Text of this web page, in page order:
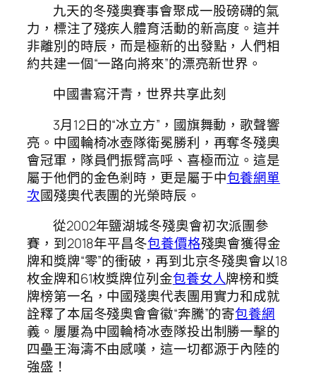
九天的冬殘奧賽事會聚成一股磅礴的氣
力，標注了殘疾人體育活動的新高度。這并
非離別的時辰，而是極新的出發點，人們相
約共建一個“一路向將來”的漂亮新世界。
中國書寫汗青，世界共享此刻
3月12日的“冰立方”，國旗舞動，歌聲響
亮。中國輪椅冰壺隊衛冕勝利，再奪冬殘奧
會冠軍，隊員們振臂高呼、喜極而泣。這是
屬于他們的金色剎時，更是屬于中包養網單
次國殘奧代表團的光榮時辰。
從2002年鹽湖城冬殘奧會初次派團參
賽，到2018年平昌冬包養價格殘奧會獲得金
牌和獎牌“零”的衝破，再到北京冬殘奧會以18
枚金牌和61枚獎牌位列金包養女人牌榜和獎
牌榜第一名，中國殘奧代表團用實力和成就
詮釋了本屆冬殘奧會會徽“奔騰”的寄包養網
義。屢屢為中國輪椅冰壺隊投出制勝一擊的
四壘王海濤不由感嘆，這一切都源于內陸的
強盛！